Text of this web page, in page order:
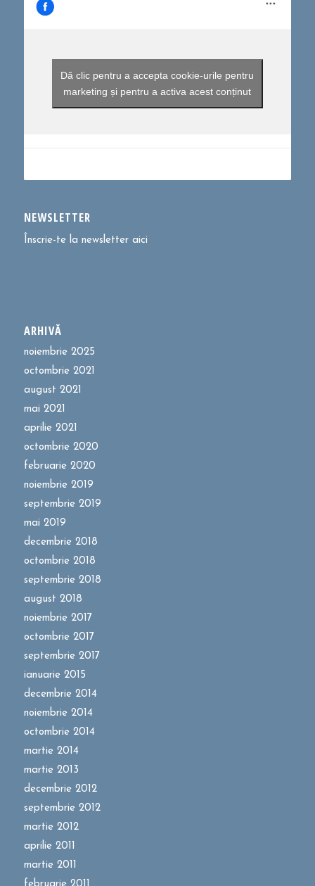
Dă clic pentru a accepta cookie-urile pentru
marketing și pentru a activa acest conținut
NEWSLETTER
Înscrie-te la newsletter aici
ARHIVĂ
noiembrie 2025
octombrie 2021
august 2021
mai 2021
aprilie 2021
octombrie 2020
februarie 2020
noiembrie 2019
septembrie 2019
mai 2019
decembrie 2018
octombrie 2018
septembrie 2018
august 2018
noiembrie 2017
octombrie 2017
septembrie 2017
ianuarie 2015
decembrie 2014
noiembrie 2014
octombrie 2014
martie 2014
martie 2013
decembrie 2012
septembrie 2012
martie 2012
aprilie 2011
martie 2011